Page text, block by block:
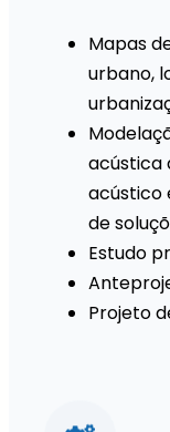
Mapas
urbano,
acústica
acústico
de
Estudo
Projeto